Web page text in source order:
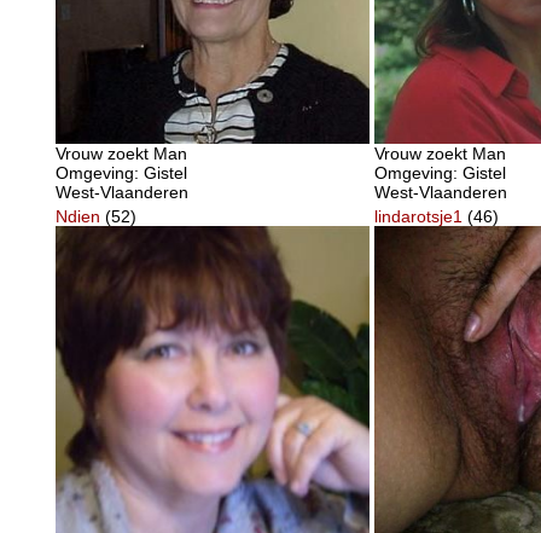
Vrouw zoekt Man
Omgeving: Gistel
West-Vlaanderen
Vrouw zoekt Man
Omgeving: Gistel
West-Vlaanderen
Ndien (52) lindarotsje1 (46)